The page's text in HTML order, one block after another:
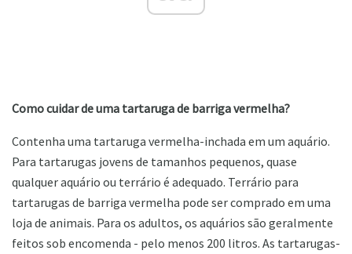
Como cuidar de uma tartaruga de barriga vermelha?
Contenha uma tartaruga vermelha-inchada em um aquário.
Para tartarugas jovens de tamanhos pequenos, quase
qualquer aquário ou terrário é adequado. Terrário para
tartarugas de barriga vermelha pode ser comprado em uma
loja de animais. Para os adultos, os aquários são geralmente
feitos sob encomenda - pelo menos 200 litros. As tartarugas-